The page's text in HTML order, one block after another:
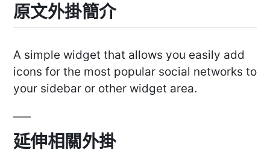
原文外掛簡介
A simple widget that allows you easily add
icons for the most popular social networks to
your sidebar or other widget area.
延伸相關外掛